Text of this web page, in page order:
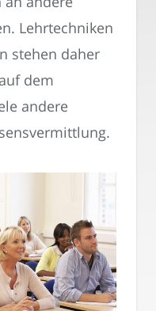
Lehrtechniken
stehen daher
dem
andere